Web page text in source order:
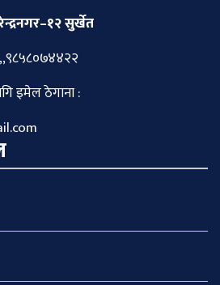
सुर्खेत
इमेल ठेगाना :